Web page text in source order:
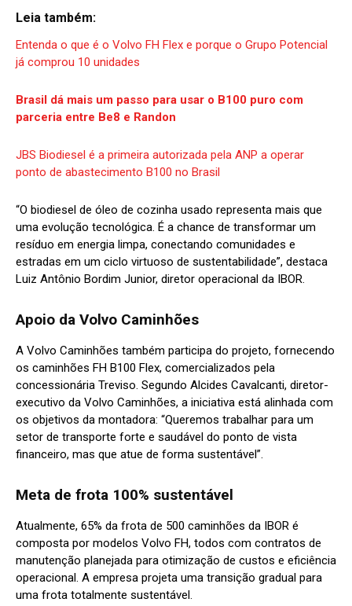
Leia também:
Entenda o que é o Volvo FH Flex e porque o Grupo Potencial
já comprou 10 unidades
Brasil dá mais um passo para usar o B100 puro com
parceria entre Be8 e Randon
JBS Biodiesel é a primeira autorizada pela ANP a operar
ponto de abastecimento B100 no Brasil
“O biodiesel de óleo de cozinha usado representa mais que
uma evolução tecnológica. É a chance de transformar um
resíduo em energia limpa, conectando comunidades e
estradas em um ciclo virtuoso de sustentabilidade”, destaca
Luiz Antônio Bordim Junior, diretor operacional da IBOR.
Apoio da Volvo Caminhões
A Volvo Caminhões também participa do projeto, fornecendo
os caminhões FH B100 Flex, comercializados pela
concessionária Treviso. Segundo Alcides Cavalcanti, diretor-
executivo da Volvo Caminhões, a iniciativa está alinhada com
os objetivos da montadora: “Queremos trabalhar para um
setor de transporte forte e saudável do ponto de vista
financeiro, mas que atue de forma sustentável”.
Meta de frota 100% sustentável
Atualmente, 65% da frota de 500 caminhões da IBOR é
composta por modelos Volvo FH, todos com contratos de
manutenção planejada para otimização de custos e eficiência
operacional. A empresa projeta uma transição gradual para
uma frota totalmente sustentável.